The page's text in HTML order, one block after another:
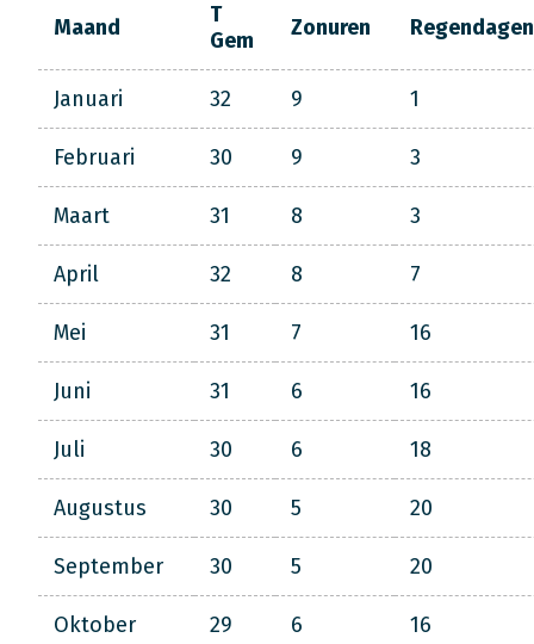
Maand
T
Gem
Zonuren Regendagen
Januari 32 9 1
Februari 30 9 3
Maart 31 8 3
April 32 8 7
Mei 31 7 16
Juni 31 6 16
Juli 30 6 18
Augustus 30 5 20
September 30 5 20
Oktober 29 6 16